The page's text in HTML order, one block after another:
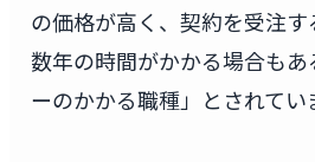
の価格が高く、契約を受注
数年の時間がかかる場合も
ーのかかる職種」とされてい